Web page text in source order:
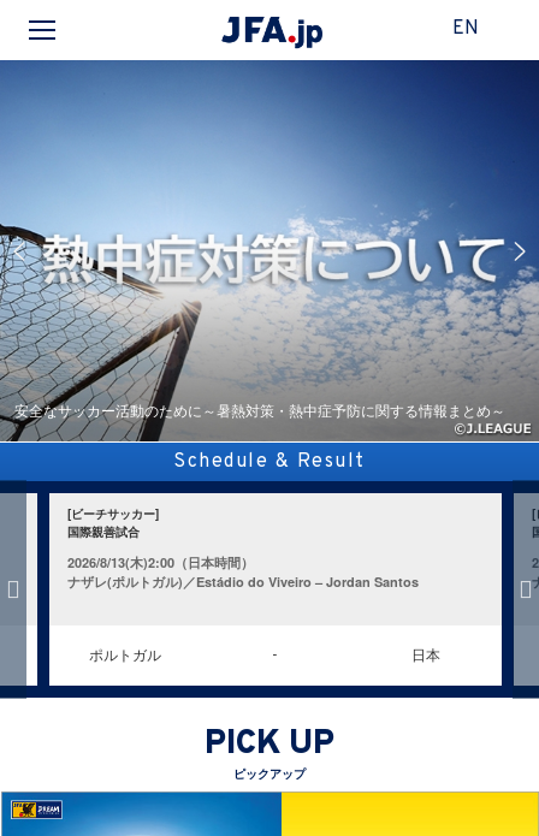
EN
安全なサッカー活動のために～暑熱対策・熱中症予防に関する情報まとめ～
Schedule & Result
[ビーチサッカー]
国際親善試合
2026/8/13(木)2:00（日本時間）
ナザレ(ポルトガル)／Estádio do Viveiro – Jordan Santos
ポルトガル - 日本
[
PICK UP
ピックアップ